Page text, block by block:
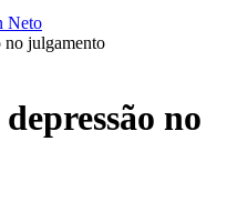
no julgamento
no